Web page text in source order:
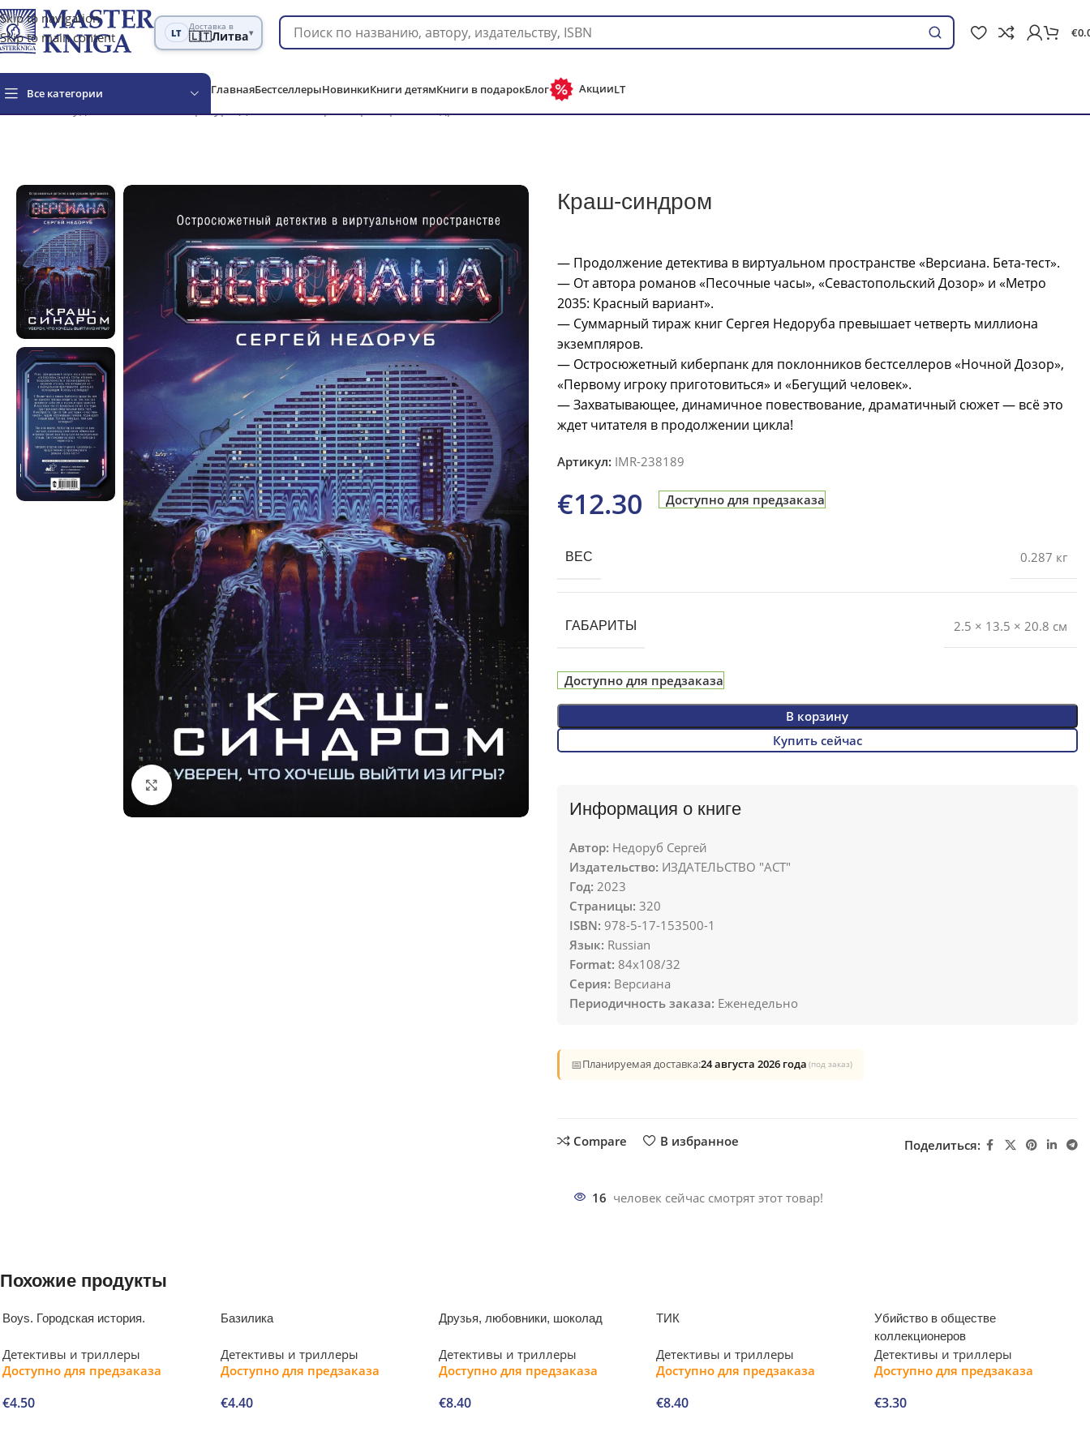
Skip to navigation
Skip to main content
LT
Доставка в
🇱🇹Литва▾
Поиск
€
Все категории ГлавнаяБестселлерыНовинкиКниги детямКниги в подарокБлог АкцииLT
Click to enlarge
Краш-синдром
— Продолжение детектива в виртуальном пространстве «Версиана. Бета-тест».
— От автора романов «Песочные часы», «Севастопольский Дозор» и «Метро
2035: Красный вариант».
— Суммарный тираж книг Сергея Недоруба превышает четверть миллиона
экземпляров.
— Остросюжетный киберпанк для поклонников бестселлеров «Ночной Дозор»,
«Первому игроку приготовиться» и «Бегущий человек».
— Захватывающее, динамичное повествование, драматичный сюжет — всё это
ждет читателя в продолжении цикла!
Артикул: IMR-238189
€12.30 Доступно для предзаказа
ВЕС 0.287 кг
ГАБАРИТЫ 2.5 × 13.5 × 20.8 см
Доступно для предзаказа
В корзину
Купить сейчас
Информация о книге
Автор: Недоруб Сергей
Издательство: ИЗДАТЕЛЬСТВО "АСТ"
Год: 2023
Страницы: 320
ISBN: 978-5-17-153500-1
Язык: Russian
Format: 84x108/32
Серия: Версиана
Периодичность заказа: Еженедельно
📅Планируемая доставка:24 августа 2026 года (под заказ)
Compare В избранное Поделиться:
16 человек сейчас смотрят этот товар!
Похожие продукты
Boys. Городская история.
Детективы и триллеры
Доступно для предзаказа
€4.50
Базилика
Детективы и триллеры
Доступно для предзаказа
€4.40
Друзья, любовники, шоколад
Детективы и триллеры
Доступно для предзаказа
€8.40
ТИК
Детективы и триллеры
Доступно для предзаказа
€8.40
Убийство в обществе
коллекционеров
Детективы и триллеры
Доступно для предзаказа
€3.30